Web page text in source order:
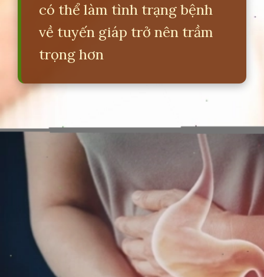
có thể làm tình trạng bệnh
về tuyến giáp trở nên trầm
trọng hơn
https://erci.edu.vn/tac-hai-cua-bap-cai-tim